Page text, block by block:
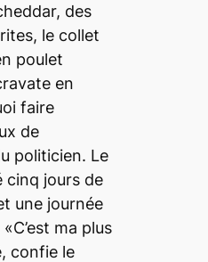
des
le collet
poulet
en
faire
de
politicien. Le
cinq jours de
une journée
ma plus
confie le